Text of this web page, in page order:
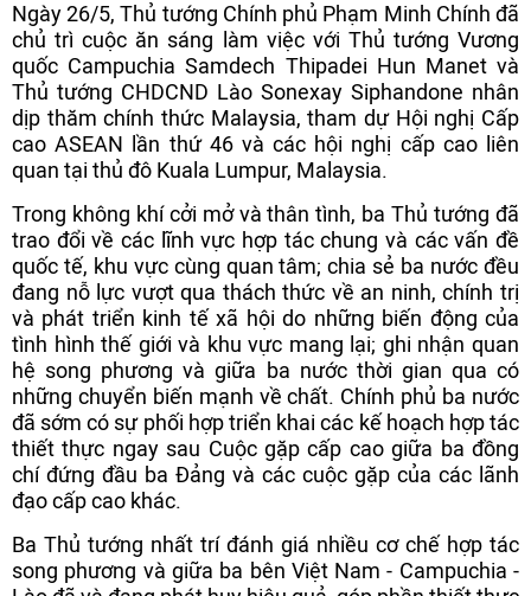
Ngày 26/5, Thủ tướng Chính phủ Phạm Minh Chính đã
chủ trì cuộc ăn sáng làm việc với Thủ tướng Vương
quốc Campuchia Samdech Thipadei Hun Manet và
Thủ tướng CHDCND Lào Sonexay Siphandone nhân
dịp thăm chính thức Malaysia, tham dự Hội nghị Cấp
cao ASEAN lần thứ 46 và các hội nghị cấp cao liên
quan tại thủ đô Kuala Lumpur, Malaysia.
Trong không khí cởi mở và thân tình, ba Thủ tướng đã
trao đổi về các lĩnh vực hợp tác chung và các vấn đề
quốc tế, khu vực cùng quan tâm; chia sẻ ba nước đều
đang nỗ lực vượt qua thách thức về an ninh, chính trị
và phát triển kinh tế xã hội do những biến động của
tình hình thế giới và khu vực mang lại; ghi nhận quan
hệ song phương và giữa ba nước thời gian qua có
những chuyển biến mạnh về chất. Chính phủ ba nước
đã sớm có sự phối hợp triển khai các kế hoạch hợp tác
thiết thực ngay sau Cuộc gặp cấp cao giữa ba đồng
chí đứng đầu ba Đảng và các cuộc gặp của các lãnh
đạo cấp cao khác.
Ba Thủ tướng nhất trí đánh giá nhiều cơ chế hợp tác
song phương và giữa ba bên Việt Nam - Campuchia -